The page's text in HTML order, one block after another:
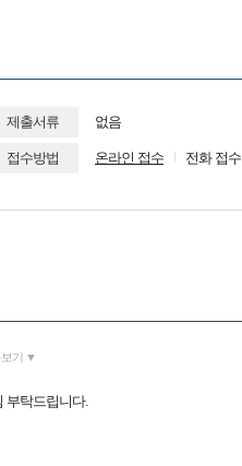
제출서류 없음
접수방법 온라인 접수 전화 접수
보기 ▼
부탁드립니다.